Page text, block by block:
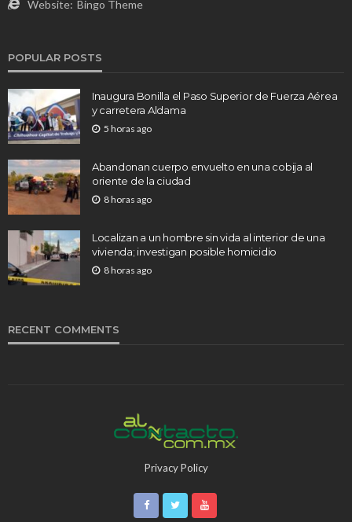
Website: Bingo Theme
POPULAR POSTS
Inaugura Bonilla el Paso Superior de Fuerza Aérea
y carretera Aldama
5 horas ago
Abandonan cuerpo envuelto en una cobija al
oriente de la ciudad
8 horas ago
Localizan a un hombre sin vida al interior de una
vivienda; investigan posible homicidio
8 horas ago
RECENT COMMENTS
Privacy Policy